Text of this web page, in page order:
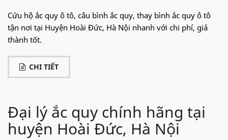
Cứu hộ ắc quy ô tô, câu bình ắc quy, thay bình ắc quy ô tô
tận nơi tại Huyện Hoài Đức, Hà Nội nhanh với chi phí, giá
thành tốt.
CHI TIẾT
Đại lý ắc quy chính hãng tại
huyện Hoài Đức, Hà Nội